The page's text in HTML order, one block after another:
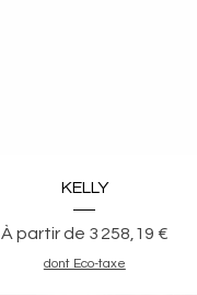
Aperçu rapide
KELLY
À partir de 3 258,19 €
Prix promotionnel
dont Eco-taxe